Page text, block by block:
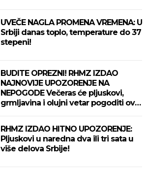
UVEČE NAGLA PROMENA VREMENA: U
Srbiji danas toplo, temperature do 37
stepeni!
BUDITE OPREZNI! RHMZ IZDAO
NAJNOVIJE UPOZORENJE NA
NEPOGODE Večeras će pljuskovi,
grmljavina i olujni vetar pogoditi ove
RHMZ IZDAO HITNO UPOZORENJE:
Pljuskovi u naredna dva ili tri sata u
više delova Srbije!